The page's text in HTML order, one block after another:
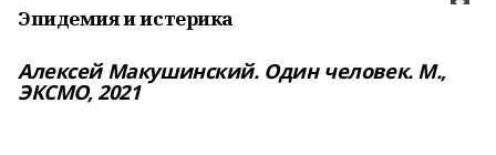
Эпидемия и истерика
Алексей Макушинский. Один человек. М.,
ЭКСМО, 2021